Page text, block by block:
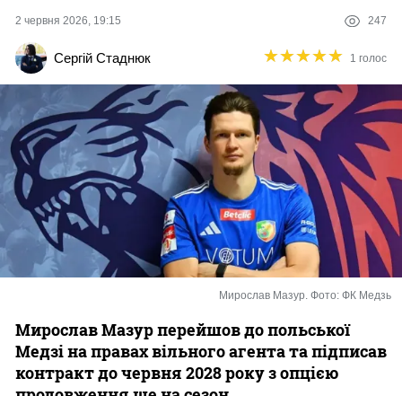
Різне
Букмекери
Казино
2 червня 2026, 19:15 247
Сергій Стаднюк ★★★★★
★★★★★ 1 голос
Мирослав Мазур. Фото: ФК Медзь
Мирослав Мазур перейшов до польської
Медзі на правах вільного агента та підписав
контракт до червня 2028 року з опцією